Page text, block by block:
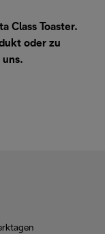
Class Toaster.
oder zu
uns.